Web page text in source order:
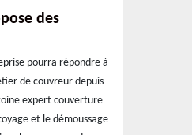
des
pourra répondre à
de couvreur depuis
expert couverture
et le démoussage